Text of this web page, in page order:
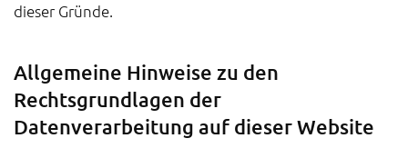
dieser Gründe.
Allgemeine Hinweise zu den
Rechtsgrundlagen der
Datenverarbeitung auf dieser Website